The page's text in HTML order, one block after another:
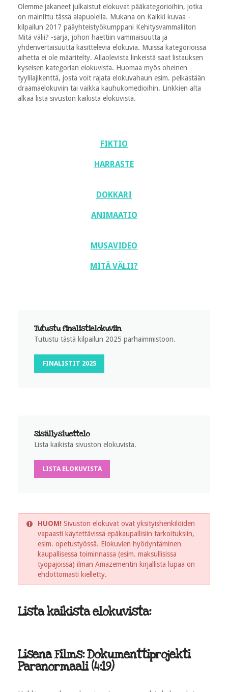
Olemme jakaneet julkaistut elokuvat pääkategorioihin, jotka
on mainittu tässä alapuolella. Mukana on Kaikki kuvaa -
kilpailun 2017 pääyhteistyökumppani Kehitysvammaliiton
Mitä välii? -sarja, johon haettiin vammaisuutta ja
yhdenvertaisuutta käsitteleviä elokuvia. Muissa kategorioissa
aihetta ei ole määritelty. Allaolevista linkeistä saat listauksen
kyseisen kategorian elokuvista. Huomaa myös oheinen
tyylilajikenttä, josta voit rajata elokuvahaun esim. pelkästään
draamaelokuviin tai vaikka kauhukomedioihin. Linkkien alta
alkaa lista sivuston kaikista elokuvista.
FIKTIO
HARRASTE
DOKKARI
ANIMAATIO
MUSAVIDEO
MITÄ VÄLII?
Tutustu finalistielokuviin
Tutustu tästä kilpailun 2025 parhaimmistoon.
FINALISTIT 2025
Sisällysluettelo
Lista kaikista sivuston elokuvista.
LISTA ELOKUVISTA
HUOM! Sivuston elokuvat ovat yksityishenkilöiden
vapaasti käytettävissä epäkaupallisiin tarkoituksiin,
esim. opetustyössä. Elokuvien hyödyntäminen
kaupallisessa toiminnassa (esim. maksullisissa
työpajoissa) ilman Amazementin kirjallista lupaa on
ehdottomasti kielletty.
Lista kaikista elokuvista:
Lisena Films: Dokumenttiprojekti
Paranormaali (4:19)